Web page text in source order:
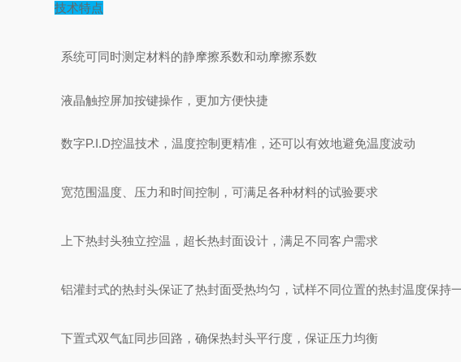
技术特点
系统可同时测定材料的静摩擦系数和动摩擦系数
液晶触控屏加按键操作，更加方便快捷
数字P.I.D控温技术，温度控制更精准，还可以有效地避免温度波动
宽范围温度、压力和时间控制，可满足各种材料的试验要求
上下热封头独立控温，超长热封面设计，满足不同客户需求
铝灌封式的热封头保证了热封面受热均匀，试样不同位置的热封温度保持
下置式双气缸同步回路，确保热封头平行度，保证压力均衡